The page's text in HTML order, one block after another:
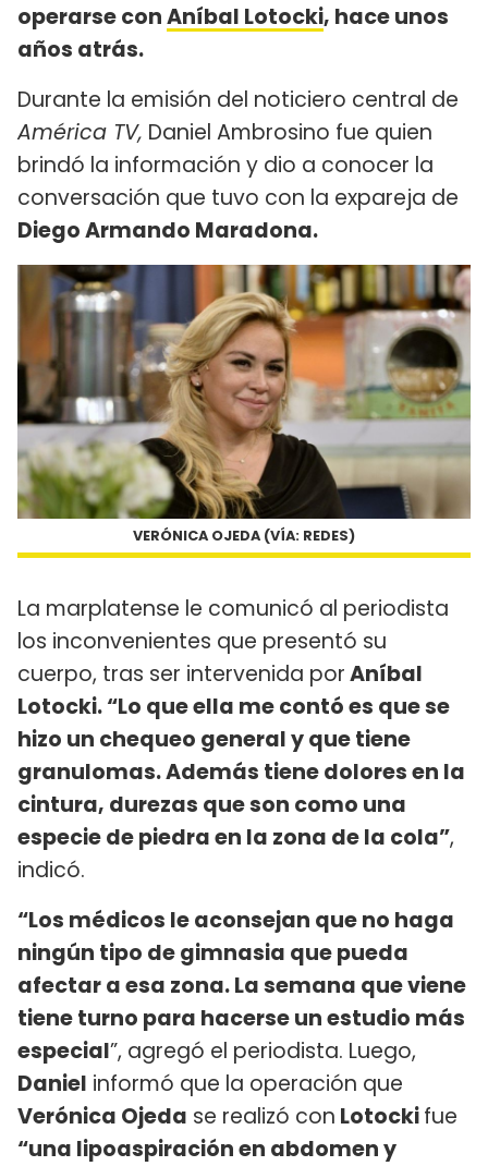
operarse conAníbal Lotocki, hace unos
años atrás.
Durante la emisión del noticiero central de
América TV, Daniel Ambrosino fue quien
brindó la información y dio a conocer la
conversación que tuvo con la expareja de
Diego Armando Maradona.
VERÓNICA OJEDA (VÍA: REDES)
La marplatense le comunicó al periodista
los inconvenientes que presentó su
cuerpo, tras ser intervenida porAníbal
Lotocki. “Lo que ella me contó es que se
hizo un chequeo general y que tiene
granulomas. Además tiene dolores en la
cintura, durezas que son como una
especie de piedra en la zona de la cola”,
indicó.
“Los médicos le aconsejan que no haga
ningún tipo de gimnasia que pueda
afectar a esa zona. La semana que viene
tiene turno para hacerse un estudio más
especial”, agregó el periodista. Luego,
Daniel informó que la operación que
Verónica Ojeda se realizó con Lotockifue
“una lipoaspiración en abdomen y